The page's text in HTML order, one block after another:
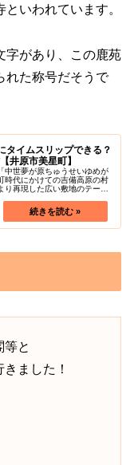
いわれています。
字があり、この鹿苑
れた称号だそうで
タイムスリップできる？
井原市美星町】
中世夢が原ちゅうせいゆめが
時代にかけての吉備高原の村
再現した広い敷地のテーマ
点在し...
等と
ました！